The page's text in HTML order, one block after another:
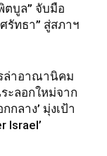
ตบูล” จับมือ
รัทธา” สู่สภาฯ
ล่าอาณานิคม
ะลอกใหม่จาก
กลาง’ มุ่งเป้า
Israel’